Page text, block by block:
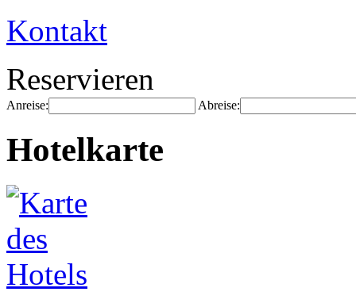
Kontakt
Reservieren
Anreise: Abreise:
Hotelkarte